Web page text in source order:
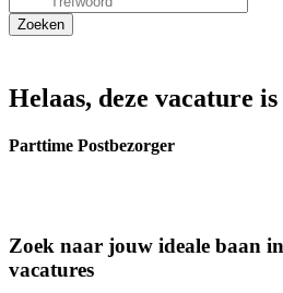
Helaas, deze vacature
Parttime Postbezorger
Zoek naar jouw ideale baan
vacatures